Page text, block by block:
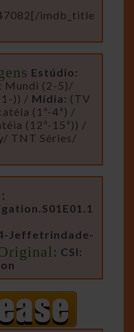
imdb_title
Estúdio:
Mundi (2-5)/
)) / Mídia: (TV
(1ª-4ª) /
(12ª-15ª)) /
TNT Séries/
Jeffetrindade-
CSI: